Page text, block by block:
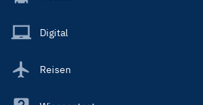
Main
Digital
Reisen